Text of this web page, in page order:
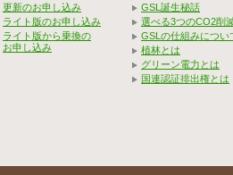
更新のお申し込み
ライト版のお申し込み
ライト版から乗換の
お申し込み
GSL誕生秘話
選べる3つのCO2削
GSLの仕組みについ
植林とは
グリーン電力とは
国連認証排出権とは